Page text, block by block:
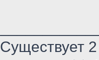
Существует